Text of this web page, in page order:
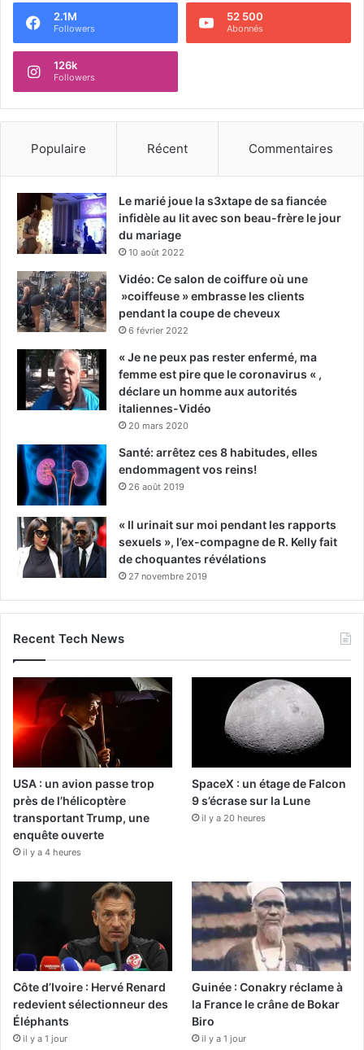
2.1M
Followers
52 500
Abonnés
126k
Followers
Populaire Récent Commentaires
Le marié joue la s3xtape de sa fiancée
infidèle au lit avec son beau-frère le jour
du mariage
10 août 2022
Vidéo: Ce salon de coiffure où une
»coiffeuse » embrasse les clients
pendant la coupe de cheveux
6 février 2022
« Je ne peux pas rester enfermé, ma
femme est pire que le coronavirus « ,
déclare un homme aux autorités
italiennes-Vidéo
20 mars 2020
Santé: arrêtez ces 8 habitudes, elles
endommagent vos reins!
26 août 2019
« Il urinait sur moi pendant les rapports
sexuels », l’ex-compagne de R. Kelly fait
de choquantes révélations
27 novembre 2019
Recent Tech News
USA : un avion passe trop
près de l’hélicoptère
transportant Trump, une
enquête ouverte
il y a 4 heures
SpaceX : un étage de Falcon
9 s’écrase sur la Lune
il y a 20 heures
Côte d’Ivoire : Hervé Renard
redevient sélectionneur des
Éléphants
il y a 1 jour
Guinée : Conakry réclame à
la France le crâne de Bokar
Biro
il y a 1 jour